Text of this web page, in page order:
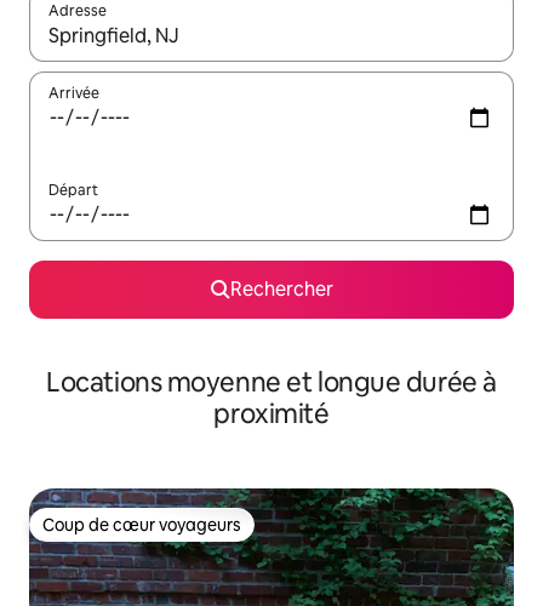
Adresse
Lorsque les résultats s'affichent, utilisez les flèches vers le
Arrivée
Départ
Rechercher
Locations moyenne et longue durée à
proximité
Coup de cœur voyageurs
Coup de cœur voyageurs